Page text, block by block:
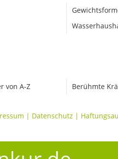
von A-Z Berühmte
| Datenschutz |